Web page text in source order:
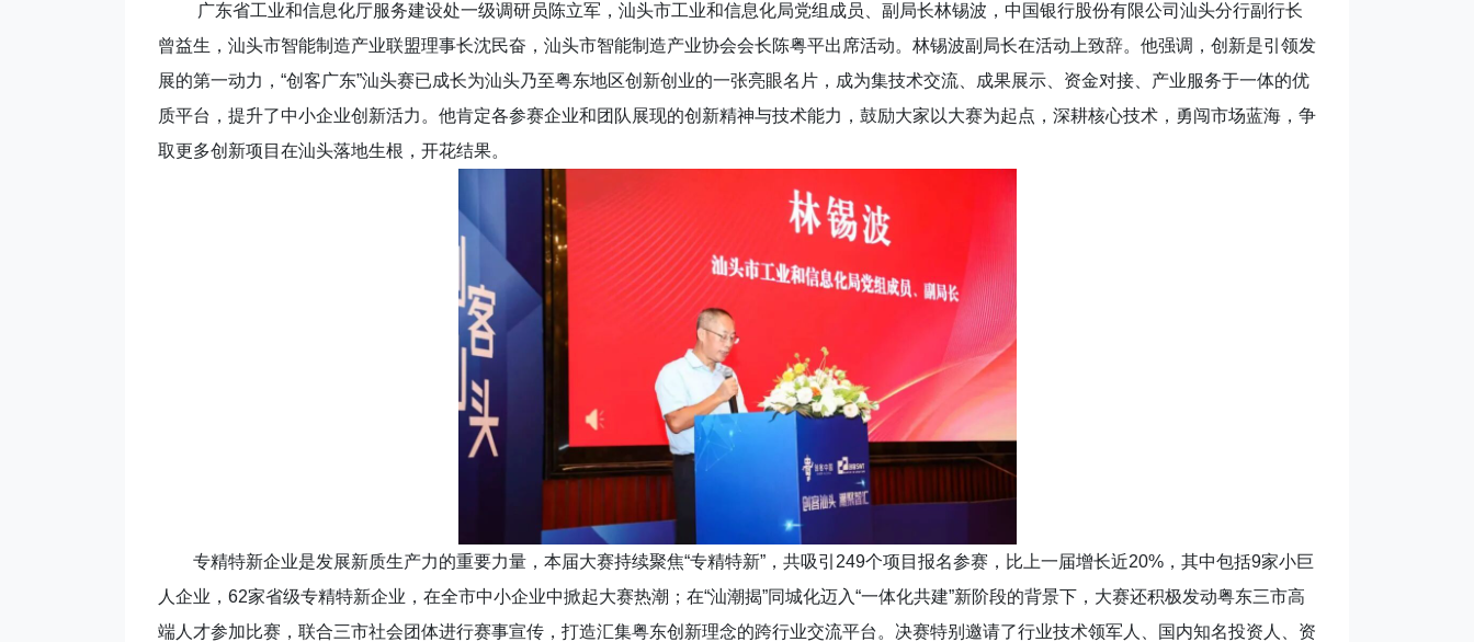
广东省工业和信息化厅服务建设处一级调研员陈立军，汕头市工业和信息化局党组成员、副局长林锡波，中国银行股份有限公司汕头分行副行长
曾益生，汕头市智能制造产业联盟理事长沈民奋，汕头市智能制造产业协会会长陈粤平出席活动。林锡波副局长在活动上致辞。他强调，创新是引领发
展的第一动力，“创客广东”汕头赛已成长为汕头乃至粤东地区创新创业的一张亮眼名片，成为集技术交流、成果展示、资金对接、产业服务于一体的优
质平台，提升了中小企业创新活力。他肯定各参赛企业和团队展现的创新精神与技术能力，鼓励大家以大赛为起点，深耕核心技术，勇闯市场蓝海，争
取更多创新项目在汕头落地生根，开花结果。
专精特新企业是发展新质生产力的重要力量，本届大赛持续聚焦“专精特新”，共吸引249个项目报名参赛，比上一届增长近20%，其中包括9家小巨
人企业，62家省级专精特新企业，在全市中小企业中掀起大赛热潮；在“汕潮揭”同城化迈入“一体化共建”新阶段的背景下，大赛还积极发动粤东三市高
端人才参加比赛，联合三市社会团体进行赛事宣传，打造汇集粤东创新理念的跨行业交流平台。决赛特别邀请了行业技术领军人、国内知名投资人、资